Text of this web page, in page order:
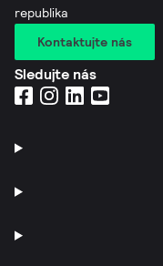
republika
Kontaktujte nás
Sledujte nás